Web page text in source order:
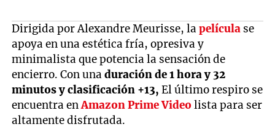
Dirigida por Alexandre Meurisse, lapelícula se
apoya en una estética fría, opresiva y
minimalista que potencia la sensación de
encierro. Con unaduración de 1 hora y 32
minutos y clasificación +13, El último respiro se
encuentra enAmazon Prime Videolista para ser
altamente disfrutada.